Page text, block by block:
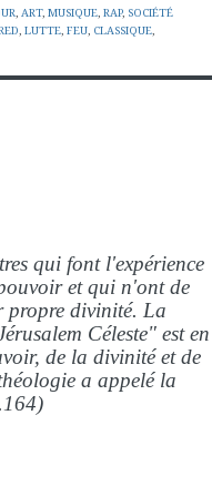
, ART, MUSIQUE, RAP, SOCIÉTÉ
, LUTTE, FEU, CLASSIQUE,
qui font l'expérience
et qui n'ont de
propre divinité. La
Céleste" est en
de la divinité et de
a appelé la